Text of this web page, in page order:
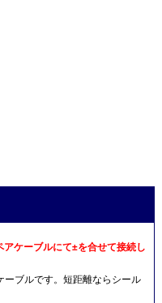
ケーブルにて±を合せて接続し
ブルです。短距離ならシール